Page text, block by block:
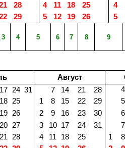
28 4 11 18 25
4
29 5 12 19 26 5
3 4 5 6 7 8 9
Август
17 24 31 7 14 21 28
4
18 25 1 8 15 22 29
5
19 26 2 9 16 23 30
6
20 27 3 10 17 24 31
7
21 28 4 11 18 25 1
8